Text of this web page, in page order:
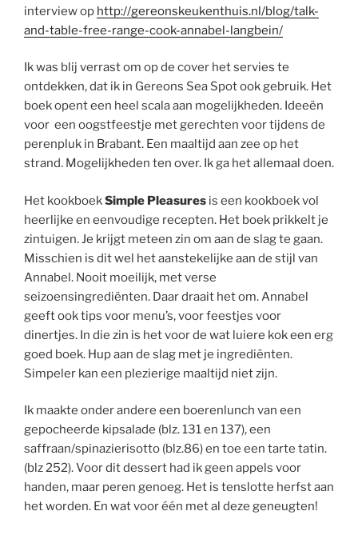
interview op http://gereonskeukenthuis.nl/blog/talk-
and-table-free-range-cook-annabel-langbein/
Ik was blij verrast om op de cover het servies te
ontdekken, dat ik in Gereons Sea Spot ook gebruik. Het
boek opent een heel scala aan mogelijkheden. Ideeën
voor een oogstfeestje met gerechten voor tijdens de
perenpluk in Brabant. Een maaltijd aan zee op het
strand. Mogelijkheden ten over. Ik ga het allemaal doen.
Het kookboekSimple Pleasures is een kookboek vol
heerlijke en eenvoudige recepten. Het boek prikkelt je
zintuigen. Je krijgt meteen zin om aan de slag te gaan.
Misschien is dit wel het aanstekelijke aan de stijl van
Annabel. Nooit moeilijk, met verse
seizoensingrediënten. Daar draait het om. Annabel
geeft ook tips voor menu’s, voor feestjes voor
dinertjes. In die zin is het voor de wat luiere kok een erg
goed boek. Hup aan de slag met je ingrediënten.
Simpeler kan een plezierige maaltijd niet zijn.
Ik maakte onder andere een boerenlunch van een
gepocheerde kipsalade (blz. 131 en 137), een
saffraan/spinazierisotto (blz.86) en toe een tarte tatin.
(blz 252). Voor dit dessert had ik geen appels voor
handen, maar peren genoeg. Het is tenslotte herfst aan
het worden. En wat voor één met al deze geneugten!